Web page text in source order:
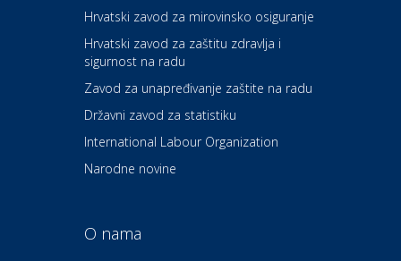
Povoljnosti
Dental Sudar
Dom i dizajn
Euro-vrt – kosilice, motorne
Odmor
Hrvatski zavod za mirovinsko osiguranje
Hrvatski zavod za zaštitu zdravlja i
sigurnost na radu
Zavod za unapređivanje zaštite na radu
Državni zavod za statistiku
International Labour Organization
Narodne novine
O nama